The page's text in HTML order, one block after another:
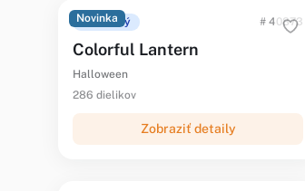
Novinka
Ohlásený # 40873
Colorful Lantern
Halloween
286 dielikov
Zobraziť detaily